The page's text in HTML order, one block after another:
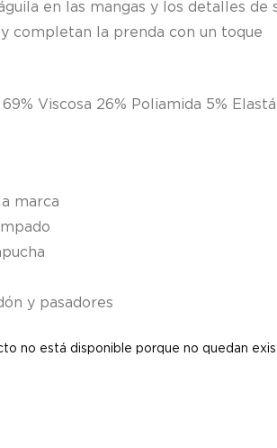
en las mangas y los detalles de
completan la prenda con un toque
Viscosa 26% Poliamida 5%
marca
y pasadores
no está disponible porque no quedan